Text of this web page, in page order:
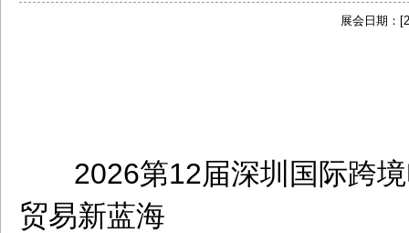
展会日期：
2026第12届深圳国际跨
贸易新蓝海